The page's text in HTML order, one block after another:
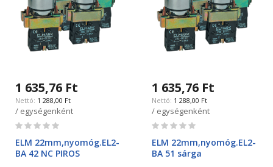
1 635,76 Ft
1 288,00 Ft
/ egységenként
Rating:
ELM 22mm,nyomóg.EL2-
BA 42 NC PIROS
1 635,76 Ft
1 288,00 Ft
/ egységenként
Rating:
ELM 22mm,nyomóg.EL2-
BA 51 sárga